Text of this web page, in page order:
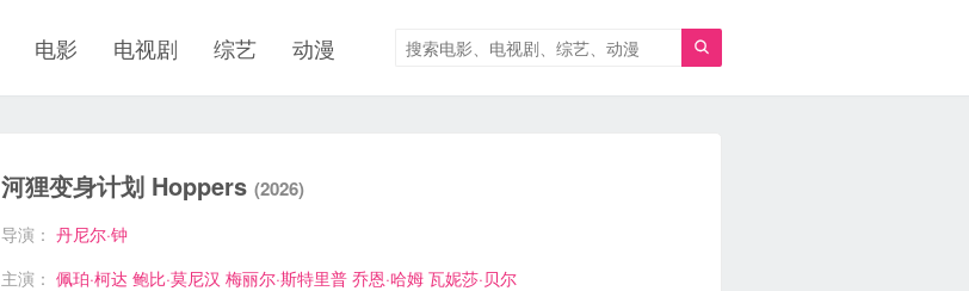

电影 电视剧 综艺 动漫
河狸变身计划 Hoppers (2026)
导演： 丹尼尔·钟
主演： 佩珀·柯达 鲍比·莫尼汉 梅丽尔·斯特里普 乔恩·哈姆 瓦妮莎·贝尔